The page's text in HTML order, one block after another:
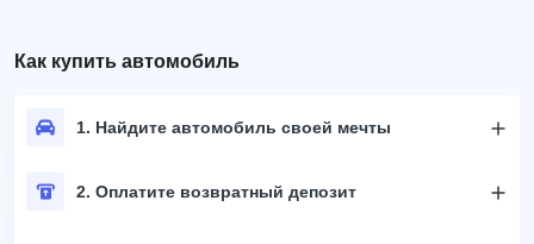
Как купить автомобиль
1. Найдите автомобиль своей мечты
2. Оплатите возвратный депозит